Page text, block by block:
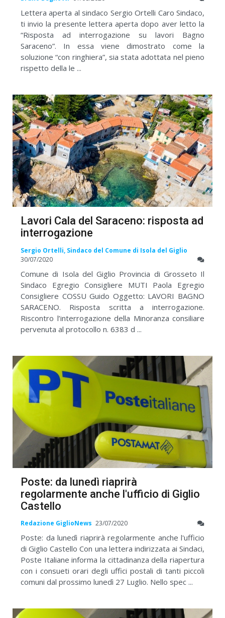
Lettera aperta al sindaco Sergio Ortelli Caro Sindaco,
ti invio la presente lettera aperta dopo aver letto la
“Risposta ad interrogazione su lavori Bagno
Saraceno”. In essa viene dimostrato come la
soluzione “con ringhiera”, sia stata adottata nel pieno
rispetto della le ...
Lavori Cala del Saraceno: risposta ad
interrogazione
Sergio Ortelli, Sindaco del Comune di Isola del Giglio
30/07/2020
Comune di Isola del Giglio Provincia di Grosseto Il
Sindaco Egregio Consigliere MUTI Paola Egregio
Consigliere COSSU Guido Oggetto: LAVORI BAGNO
SARACENO. Risposta scritta a interrogazione.
Riscontro l’interrogazione della Minoranza consiliare
pervenuta al protocollo n. 6383 d ...
Poste: da lunedì riaprirà
regolarmente anche l'ufficio di Giglio
Castello
Redazione GiglioNews 23/07/2020
Poste: da lunedì riaprirà regolarmente anche l'ufficio
di Giglio Castello Con una lettera indirizzata ai Sindaci,
Poste Italiane informa la cittadinanza della riapertura
con i consueti orari degli uffici postali di tanti piccoli
comuni dal prossimo lunedì 27 Luglio. Nello spec ...